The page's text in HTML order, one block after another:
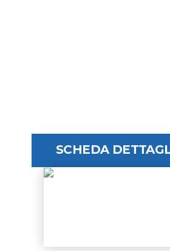
SCHEDA